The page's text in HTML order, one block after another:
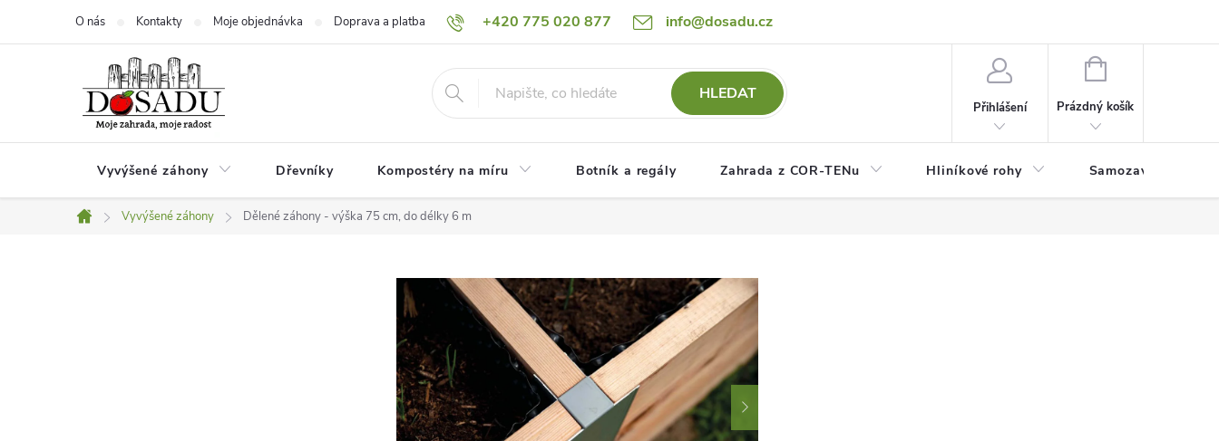
+420 775 020 877 info@dosadu.cz
O nás Kontakty Moje objednávka Doprava a platba Reklamace a vrácení zboží Blog Fotogalerie Návody
HLEDAT
Přihlášení
NÁKUPNÍ
Prázdný košík
Vyvýšené záhony Dřevníky Kompostéry na míru Botník a regály Zahrada z COR-TENu Hliníkové rohy Samozavlažovací
Domů
Vyvýšené záhony Dělené záhony - výška 75 cm, do délky 6 m